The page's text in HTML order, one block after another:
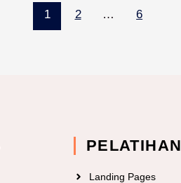
1 2 … 6
PELATIHAN
Landing Pages